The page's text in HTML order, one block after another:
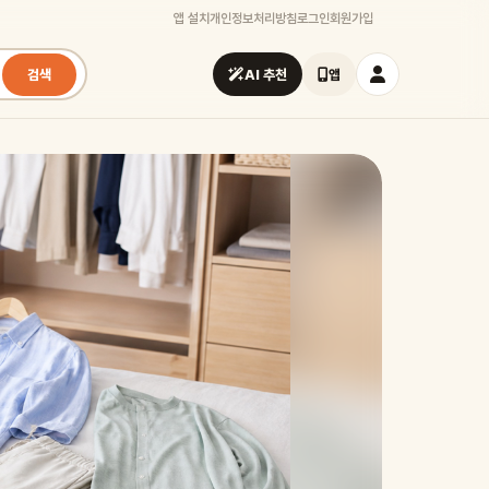
앱 설치 개인정보처리방침로그인회원가입
검색 AI 추천 앱